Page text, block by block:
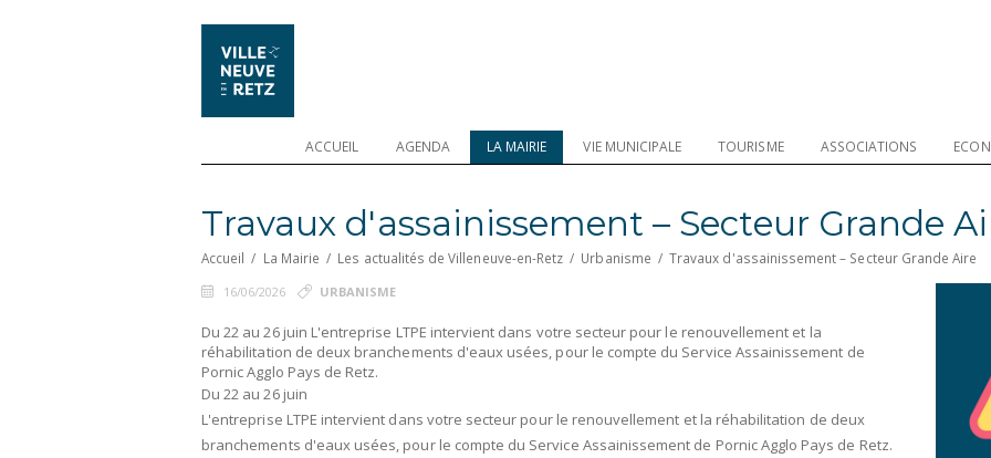
ACCUEIL AGENDA LA MAIRIE VIE MUNICIPALE TOURISME ASSOCIATIONS
Travaux d'assainissement – Secteur Grande
Accueil / La Mairie / Les actualités de Villeneuve-en-Retz / Urbanisme /Travaux d'assainissement – Secteur Grande Aire
16/06/2026 URBANISME
Du 22 au 26 juin L'entreprise LTPE intervient dans votre secteur pour le renouvellement et la
réhabilitation de deux branchements d'eaux usées, pour le compte du Service Assainissement de
Pornic Agglo Pays de Retz.
Du 22 au 26 juin
L'entreprise LTPE intervient dans votre secteur pour le renouvellement et la réhabilitation de deux
branchements d'eaux usées, pour le compte du Service Assainissement de Pornic Agglo Pays de Retz.